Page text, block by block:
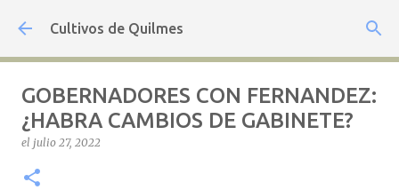
Ir al contenido principal
Cultivos de Quilmes
GOBERNADORES CON FERNANDEZ:
¿HABRA CAMBIOS DE GABINETE?
el julio 27, 2022